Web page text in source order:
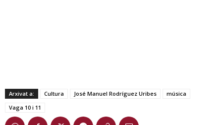
Arxivat a: Cultura José Manuel Rodríguez Uribes
música
Vaga 10 i 11